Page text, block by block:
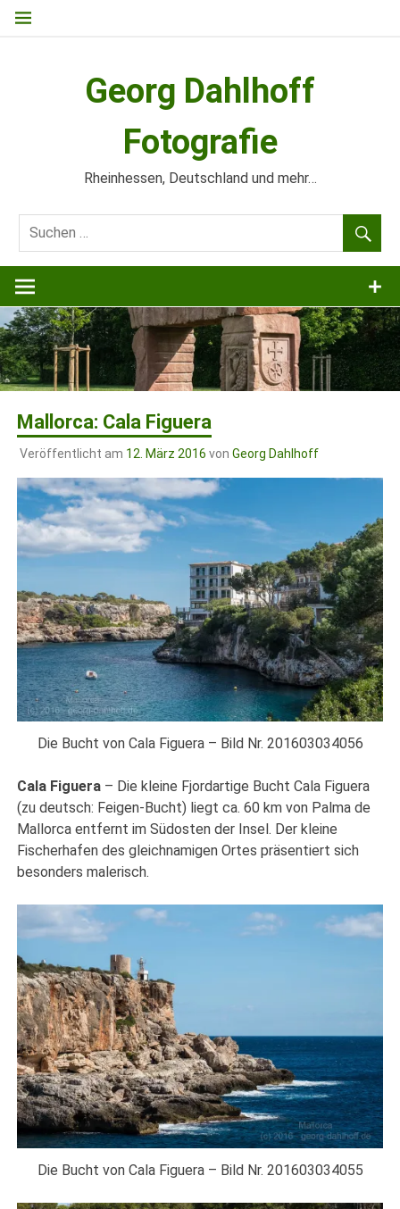
Zum
Georg Dahlhoff
Fotografie
Rheinhessen, Deutschland und mehr…
Mallorca: Cala Figuera
Veröffentlicht am 12. März 2016 von Georg Dahlhoff
Die Bucht von Cala Figuera – Bild Nr. 201603034056
Cala Figuera – Die kleine Fjordartige Bucht Cala Figuera
(zu deutsch: Feigen-Bucht) liegt ca. 60 km von Palma de
Mallorca entfernt im Südosten der Insel. Der kleine
Fischerhafen des gleichnamigen Ortes präsentiert sich
besonders malerisch.
Die Bucht von Cala Figuera – Bild Nr. 201603034055